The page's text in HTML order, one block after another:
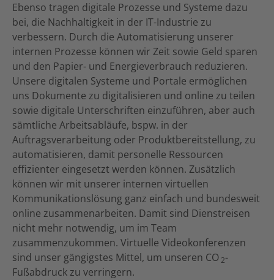
Ebenso tragen digitale Prozesse und Systeme dazu
bei, die Nachhaltigkeit in der IT-Industrie zu
verbessern. Durch die Automatisierung unserer
internen Prozesse können wir Zeit sowie Geld sparen
und den Papier- und Energieverbrauch reduzieren.
Unsere digitalen Systeme und Portale ermöglichen
uns Dokumente zu digitalisieren und online zu teilen
sowie digitale Unterschriften einzuführen, aber auch
sämtliche Arbeitsabläufe, bspw. in der
Auftragsverarbeitung oder Produktbereitstellung, zu
automatisieren, damit personelle Ressourcen
effizienter eingesetzt werden können. Zusätzlich
können wir mit unserer internen virtuellen
Kommunikationslösung ganz einfach und bundesweit
online zusammenarbeiten. Damit sind Dienstreisen
nicht mehr notwendig, um im Team
zusammenzukommen. Virtuelle Videokonferenzen
sind unser gängigstes Mittel, um unseren CO2-
Fußabdruck zu verringern.